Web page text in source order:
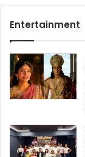
Entertainment